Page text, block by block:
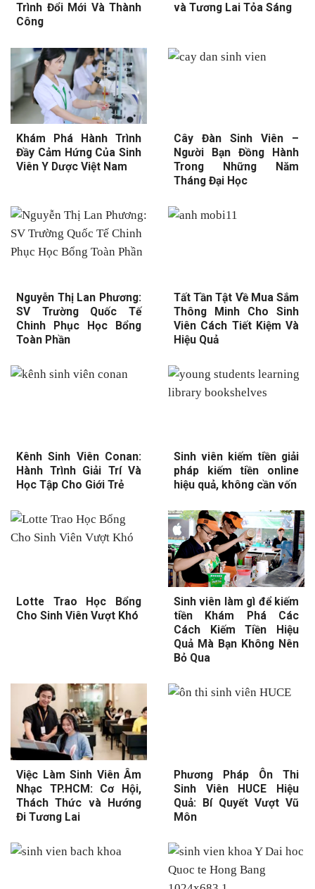
Trình Đổi Mới Và Thành
Công
và Tương Lai Tỏa Sáng
Khám Phá Hành Trình
Đầy Cảm Hứng Của Sinh
Viên Y Dược Việt Nam
Cây Đàn Sinh Viên –
Người Bạn Đồng Hành
Trong Những Năm
Tháng Đại Học
Nguyễn Thị Lan Phương:
SV Trường Quốc Tế
Chinh Phục Học Bổng
Toàn Phần
Tất Tần Tật Về Mua Sắm
Thông Minh Cho Sinh
Viên Cách Tiết Kiệm Và
Hiệu Quả
Kênh Sinh Viên Conan:
Hành Trình Giải Trí Và
Học Tập Cho Giới Trẻ
Sinh viên kiếm tiền giải
pháp kiếm tiền online
hiệu quả, không cần vốn
Lotte Trao Học Bổng
Cho Sinh Viên Vượt Khó
Sinh viên làm gì để kiếm
tiền Khám Phá Các
Cách Kiếm Tiền Hiệu
Quả Mà Bạn Không Nên
Bỏ Qua
Việc Làm Sinh Viên Âm
Nhạc TP.HCM: Cơ Hội,
Thách Thức và Hướng
Đi Tương Lai
Phương Pháp Ôn Thi
Sinh Viên HUCE Hiệu
Quả: Bí Quyết Vượt Vũ
Môn